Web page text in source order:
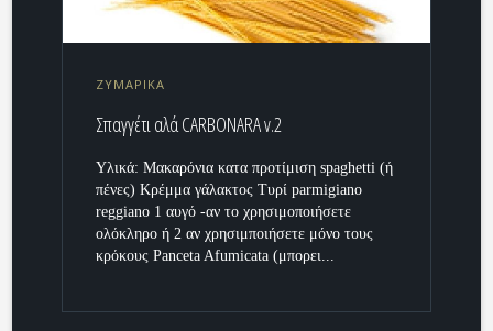
ΖΥΜΑΡΙΚΑ
Σπαγγέτι αλά CARBONARA v.2
Υλικά: Μακαρόνια κατα προτίμιση spaghetti (ή
πένες) Κρέμμα γάλακτος Τυρί parmigiano
reggiano 1 αυγό -αν το χρησιμοποιήσετε
ολόκληρο ή 2 αν χρησιμποιήσετε μόνο τους
κρόκους Panceta Afumicata (μπορει...